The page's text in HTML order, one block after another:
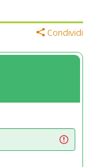
Condividi